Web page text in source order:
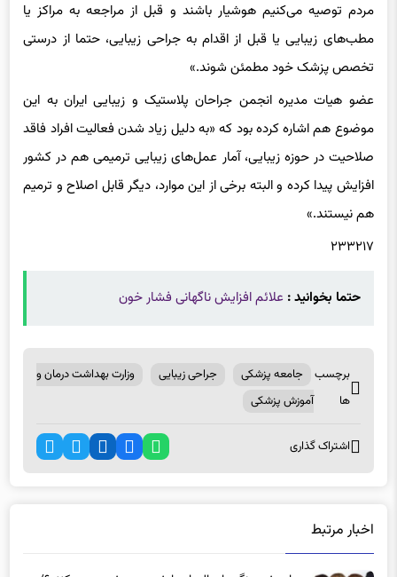
مردم توصیه می‌کنیم هوشیار باشند و قبل از مراجعه به مراکز یا
مطب‌های زیبایی یا قبل از اقدام به جراحی زیبایی، حتما از درستی
تخصص پزشک خود مطمئن شوند.»
عضو هیات مدیره انجمن جراحان پلاستیک و زیبایی ایران به این
موضوع هم اشاره کرده بود که «به دلیل زیاد شدن فعالیت افراد فاقد
صلاحیت در حوزه زیبایی، آمار عمل‌های زیبایی ترمیمی هم در کشور
افزایش پیدا کرده و البته برخی از این موارد، دیگر قابل اصلاح و ترمیم
هم نیستند.»
۲۳۳۲۱۷
حتما بخوانید : علائم افزایش ناگهانی فشار خون
برچسب
ها
جامعه پزشکی جراحی زیبایی
وزارت بهداشت درمان و
آموزش پزشکی
اشتراک گذاری
اخبار مرتبط